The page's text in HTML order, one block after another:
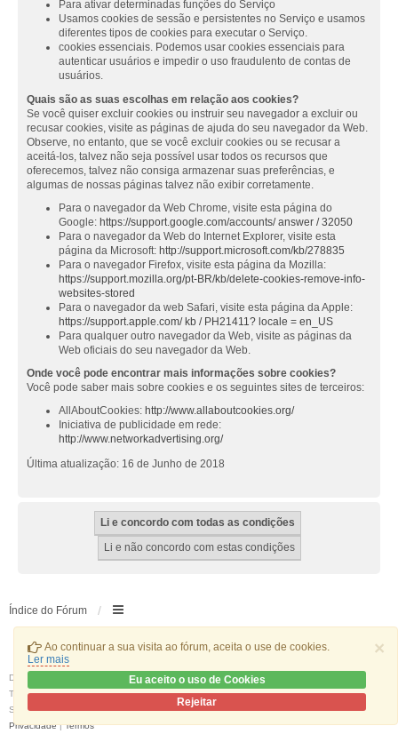
×
Ao continuar a sua visita ao fórum, aceita o use de cookies.
Ler mais
Eu aceito o uso de Cookies
Rejeitar
Para ativar determinadas funções do Serviço
Usamos cookies de sessão e persistentes no Serviço e usamos
diferentes tipos de cookies para executar o Serviço.
cookies essenciais. Podemos usar cookies essenciais para
autenticar usuários e impedir o uso fraudulento de contas de
usuários.
Quais são as suas escolhas em relação aos cookies?
Se você quiser excluir cookies ou instruir seu navegador a excluir ou
recusar cookies, visite as páginas de ajuda do seu navegador da Web.
Observe, no entanto, que se você excluir cookies ou se recusar a
aceitá-los, talvez não seja possível usar todos os recursos que
oferecemos, talvez não consiga armazenar suas preferências, e
algumas de nossas páginas talvez não exibir corretamente.
Para o navegador da Web Chrome, visite esta página do
Google: https://support.google.com/accounts/ answer / 32050
Para o navegador da Web do Internet Explorer, visite esta
página da Microsoft: http://support.microsoft.com/kb/278835
Para o navegador Firefox, visite esta página da Mozilla:
https://support.mozilla.org/pt-BR/kb/delete-cookies-remove-info-
websites-stored
Para o navegador da web Safari, visite esta página da Apple:
https://support.apple.com/ kb / PH21411? locale = en_US
Para qualquer outro navegador da Web, visite as páginas da
Web oficiais do seu navegador da Web.
Onde você pode encontrar mais informações sobre cookies?
Você pode saber mais sobre cookies e os seguintes sites de terceiros:
AllAboutCookies: http://www.allaboutcookies.org/
Iniciativa de publicidade em rede:
http://www.networkadvertising.org/
Última atualização: 16 de Junho de 2018
Índice do Fórum
Desenvolvido por
® Forum Software © phpBB Limited
Traduzido por:phpBB Portugal
Stylewe_universalcreated by INVENTEA & v12mike
Privacidade|Termos